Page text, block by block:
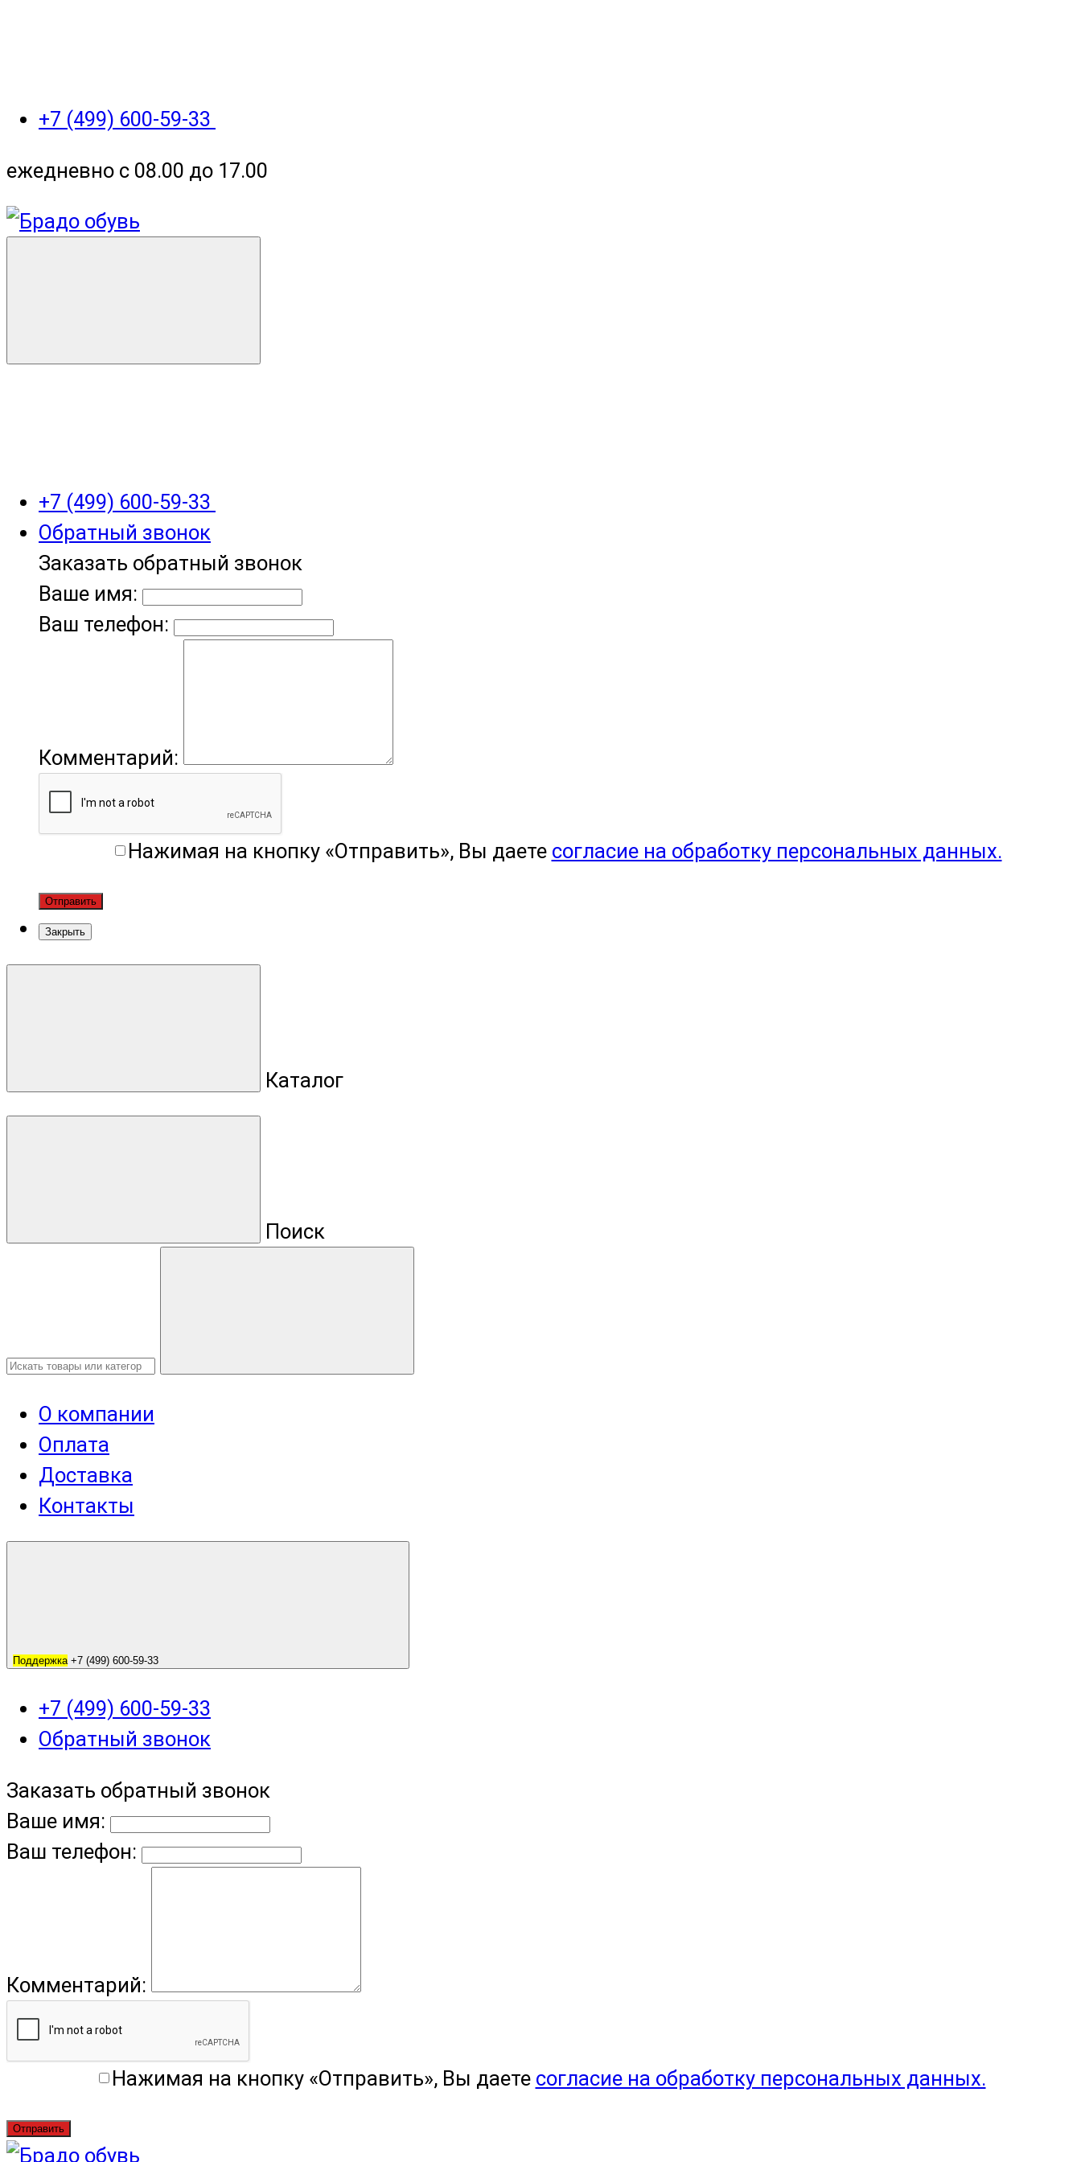
+7 (499) 600-59-33
ежедневно с 08.00 до 17.00
+7 (499) 600-59-33
Обратный звонок
Заказать обратный звонок
Ваше имя:
Ваш телефон:
Комментарий:
Нажимая на кнопку «Отправить», Вы даете согласие на обработку персональных данных.
Отправить
Закрыть
Каталог
Поиск
О компании
Оплата
Доставка
Контакты
Поддержка+7 (499) 600-59-33
+7 (499) 600-59-33
Обратный звонок
Заказать обратный звонок
Ваше имя:
Ваш телефон:
Комментарий:
Нажимая на кнопку «Отправить», Вы даете согласие на обработку персональных данных.
Отправить